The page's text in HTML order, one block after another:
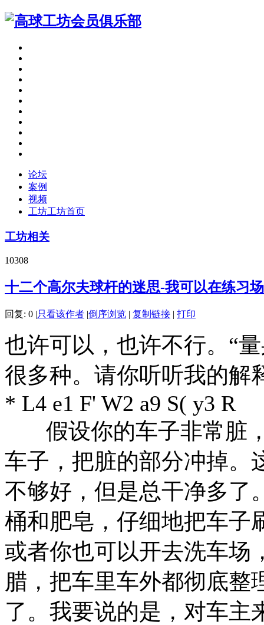
论坛
案例
视频
工坊工坊首页
工坊相关
10308
十二个高尔夫球杆的迷思-我可以在练习
回复: 0 |只看该作者 |倒序浏览 | 复制链接 | 打印
也许可以，也许不行。“
很多种。请你听听我的解
* L4 e1 F' W2 a9 S( y3 R
假设你的车子非常脏，
车子，把脏的部分冲掉。
不够好，但是总干净多了
桶和肥皂，仔细地把车子
或者你也可以开去洗车场
腊，把车里车外都彻底整
了。我要说的是，对车主